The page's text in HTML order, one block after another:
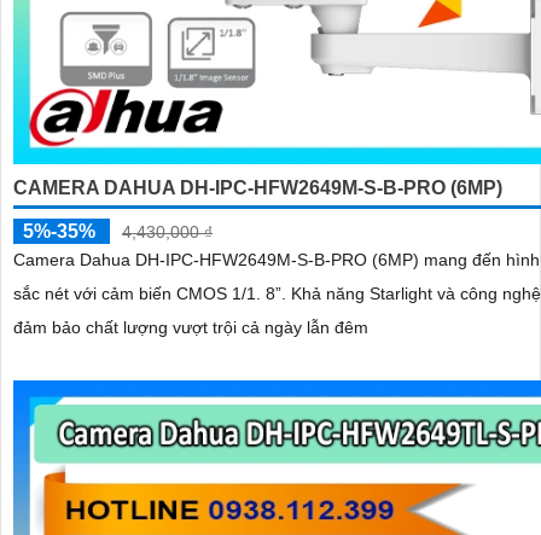
CAMERA DAHUA DH-IPC-HFW2649M-S-B-PRO (6MP)
5%-35%
4,430,000 ₫
Camera Dahua DH-IPC-HFW2649M-S-B-PRO (6MP) mang đến
sắc nét với cảm biến CMOS 1/1. 8”. Khả năng Starlight và công nghệ AI-ISP
đảm bảo chất lượng vượt trội cả ngày lẫn đêm